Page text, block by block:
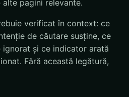
pagini relevante.
verificat în context: ce
de căutare susține, ce
ignorat și ce indicator arată
Fără această legătură,